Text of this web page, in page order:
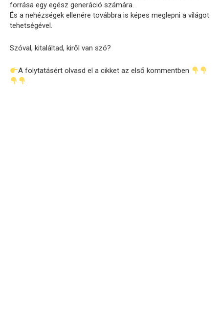
forrása egy egész generáció számára.
És a nehézségek ellenére továbbra is képes meglepni a világot
tehetségével.
Szóval, kitaláltad, kiről van szó?
A folytatásért olvasd el a cikket az első kommentben
.